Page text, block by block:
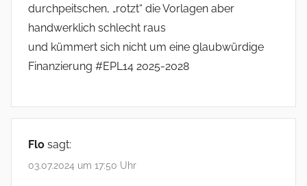
durchpeitschen, „rotzt“ die Vorlagen aber
handwerklich schlecht raus
und kümmert sich nicht um eine glaubwürdige
Finanzierung #EPL14 2025-2028
Flo sagt:
03.07.2024 um 17:50 Uhr